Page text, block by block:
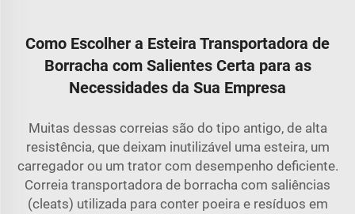
Como Escolher a Esteira Transportadora de
Borracha com Salientes Certa para as
Necessidades da Sua Empresa
Muitas dessas correias são do tipo antigo, de alta
resistência, que deixam inutilizável uma esteira, um
carregador ou um trator com desempenho deficiente.
Correia transportadora de borracha com saliências
(cleats) utilizada para conter poeira e resíduos em